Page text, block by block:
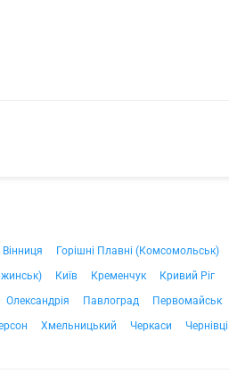
Вінниця Горішні Плавні (Комсомольськ)
Київ Кременчук Кривий Ріг
Олександрія Павлоград Первомайськ
Хмельницький Черкаси Чернівці